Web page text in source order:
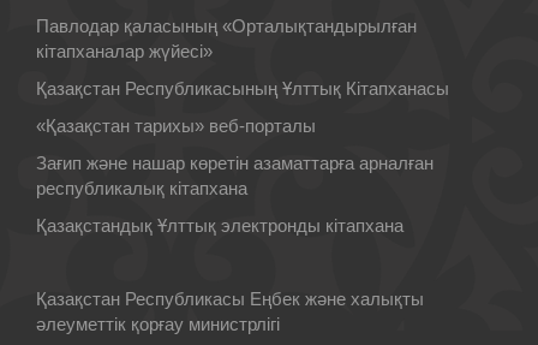
Павлодар қаласының «Орталықтандырылған
кітапханалар жүйесі»
Қазақстан Республикасының Ұлттық Кiтапханасы
«Қазақстан тарихы» веб-порталы
Зағип және нашар көретін азаматтарға арналған
республикалық кітапхана
Қазақстандық Ұлттық электронды кітапхана
Қазақстан Республикасы Еңбек және халықты
әлеуметтік қорғау министрлігі